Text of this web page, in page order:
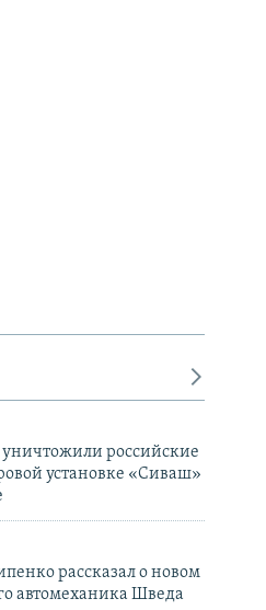
российские
установке «Сиваш»
рассказал о новом
автомеханика Шведа